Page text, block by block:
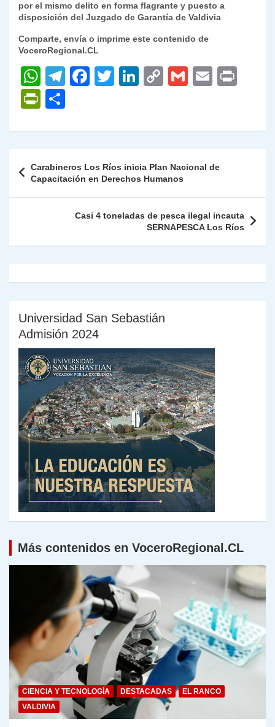
por el mismo delito en forma flagrante y puesto a
disposición del Juzgado de Garantía de Valdivia
Comparte, envía o imprime este contenido de
VoceroRegional.CL
W
h
at
s
p
p
T
gr
m
F
e
o
o
k
T
er
Li
e
n
C
y
n
k
G
l
E
l
P
nt
Fr
ie
n
m
ar
tir
de
entradas
Carabineros Los Ríos inicia Plan Nacional de
Capacitación en Derechos Humanos
Casi 4 toneladas de pesca ilegal incauta
SERNAPESCA Los Ríos
Universidad San Sebastián
Admisión 2024
Más contenidos en VoceroRegional.CL
CIENCIA Y TECNOLOGÍA DESTACADAS
EL RANCO
VALDIVIA